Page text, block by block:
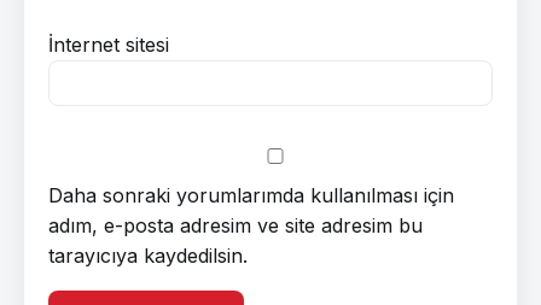
İnternet sitesi
Daha sonraki yorumlarımda kullanılması için
adım, e-posta adresim ve site adresim bu
tarayıcıya kaydedilsin.